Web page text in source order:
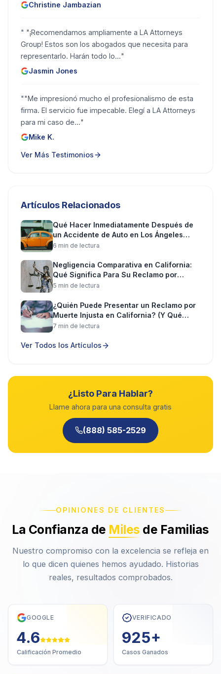
Christine Jambazian
" "¡Recomendamos ampliamente a LA Attorneys
Group! Estos son los abogados que necesita para
representarlo. Harán todo lo..."
Jasmin Jones
""Me impresionó mucho el profesionalismo de esta
firma. El servicio fue impecable. Elegí a LA Attorneys
para mi caso de..."
Mike K.
Ver Más Testimonios
Artículos Relacionados
Qué Hacer Inmediatamente Después de
un Accidente de Auto en Los Ángeles
(Paso a Paso)
6 min de lectura
Negligencia Comparativa en California:
Qué Significa Para Su Reclamo por
Lesiones
5 min de lectura
¿Quién Puede Presentar un Reclamo por
Muerte Injusta en California? (Y Qué
Puede Recuperar)
7 min de lectura
Ver Todos los Artículos
¿Listo Para Hablar?
Llame ahora para una consulta gratis
(888) 585-2529
OPINIONES DE CLIENTES
La Confianza de Miles de Familias
Nuestro compromiso con la excelencia se refleja en
lo que dicen quienes hemos ayudado. Historias
reales, resultados comprobados.
GOOGLE
4.7
Calificación Promedio
VERIFICADO
1,000
Casos Ganados